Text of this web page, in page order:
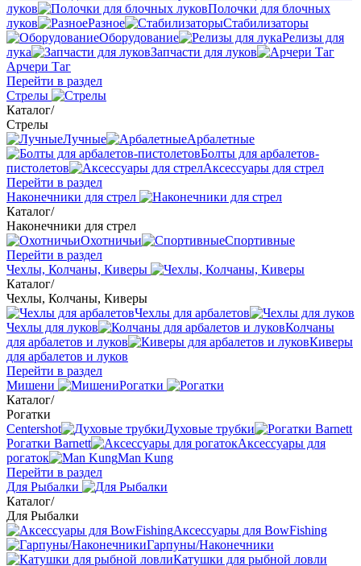
луков
Полочки для блочных
луков
Разное
Стабилизаторы
Оборудование
Релизы для
лука
Запчасти для луков
Арчери Таг
Перейти в раздел
Стрелы
Каталог/
Стрелы
Лучные
Арбалетные
Болты для арбалетов-
пистолетов
Аксессуары для стрел
Перейти в раздел
Наконечники для стрел
Каталог/
Наконечники для стрел
Охотничьи
Спортивные
Перейти в раздел
Чехлы, Колчаны, Киверы
Каталог/
Чехлы, Колчаны, Киверы
Чехлы для арбалетов
Чехлы для луков
Колчаны
для арбалетов и луков
Киверы
для арбалетов и луков
Перейти в раздел
Мишени
Рогатки
Каталог/
Рогатки
Centershot
Духовые трубки
Рогатки Barnett
Аксессуары для
рогаток
Man Kung
Перейти в раздел
Для Рыбалки
Каталог/
Для Рыбалки
Аксессуары для BowFishing
Гарпуны/Наконечники
Катушки для рыбной ловли